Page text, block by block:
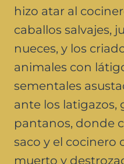
hizo atar al
caballos salvajes,
nueces, y los
animales con
sementales
ante los latigazos,
pantanos, donde
saco y el
muerto y